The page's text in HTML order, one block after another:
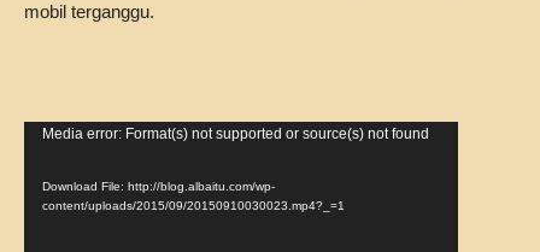
mobil terganggu.
Video
Media error: Format(s) not supported or source(s) not found
Download File: http://blog.albaitu.com/wp-
content/uploads/2015/09/20150910030023.mp4?_=1